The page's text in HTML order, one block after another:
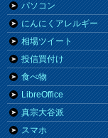
パソコン
にんにくアレルギー
相場ツイート
投信買付け
食べ物
LibreOffice
真宗大谷派
スマホ